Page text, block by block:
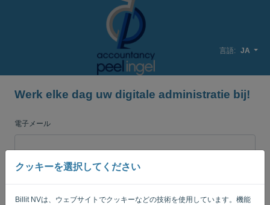
クッキーを選択してください
Billit NVは、ウェブサイトでクッキーなどの技術を使用しています。機能
言語: JA
Werk elke dag uw digitale administratie bij!
電子メール
[パスワード]